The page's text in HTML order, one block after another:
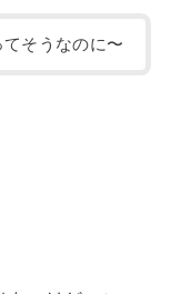
そうなのに〜